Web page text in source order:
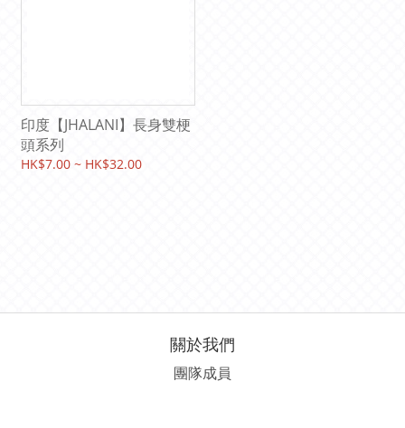
印度【JHALANI】長身雙梗
頭系列
HK$7.00 ~ HK$32.00
關於我們
團隊成員